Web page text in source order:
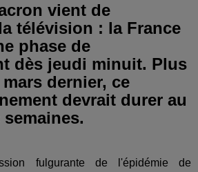
vient de
télévision : la France
phase de
dès jeudi minuit. Plus
dernier, ce
devrait durer au
fulgurante de l'épidémie de